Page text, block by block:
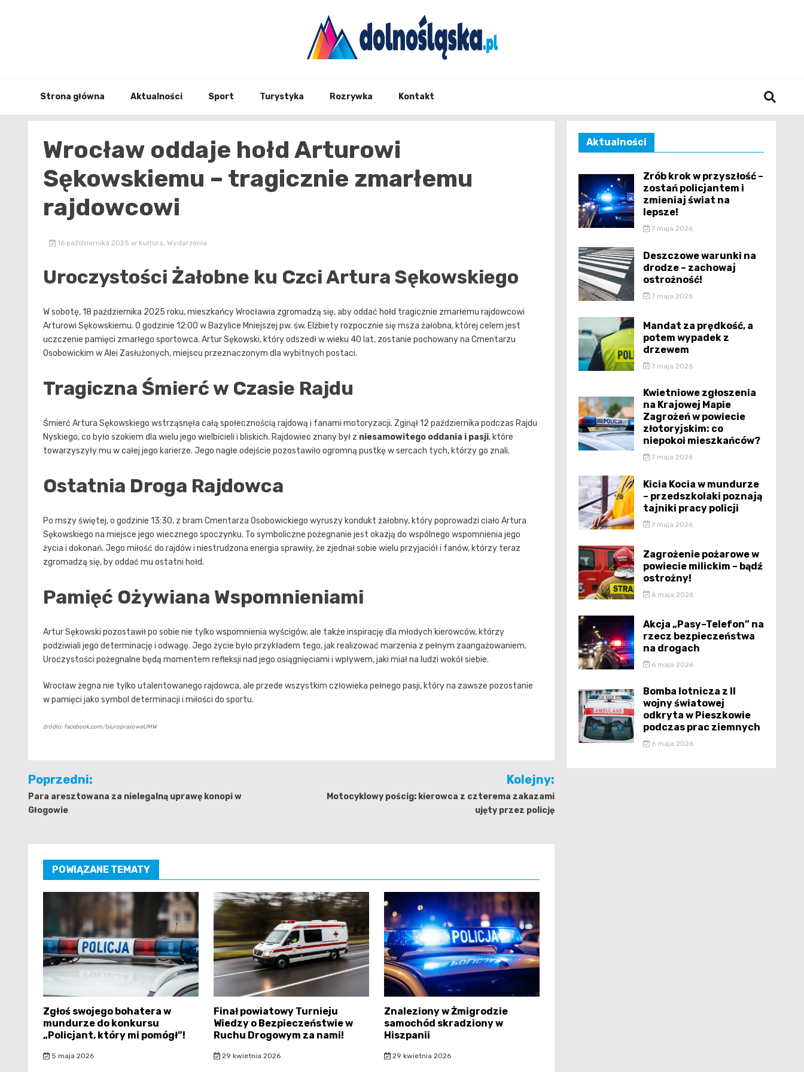
Strona główna Aktualności Sport Turystyka Rozrywka Kontakt
Wrocław oddaje hołd Arturowi
Sękowskiemu – tragicznie zmarłemu
rajdowcowi
16 października 2025 w Kultura, Wydarzenia
Uroczystości Żałobne ku Czci Artura Sękowskiego
W sobotę, 18 października 2025 roku, mieszkańcy Wrocławia zgromadzą się, aby oddać hołd tragicznie zmarłemu rajdowcowi
Arturowi Sękowskiemu. O godzinie 12:00 w Bazylice Mniejszej pw. św. Elżbiety rozpocznie się msza żałobna, której celem jest
uczczenie pamięci zmarłego sportowca. Artur Sękowski, który odszedł w wieku 40 lat, zostanie pochowany na Cmentarzu
Osobowickim w Alei Zasłużonych, miejscu przeznaczonym dla wybitnych postaci.
Tragiczna Śmierć w Czasie Rajdu
Śmierć Artura Sękowskiego wstrząsnęła całą społecznością rajdową i fanami motoryzacji. Zginął 12 października podczas Rajdu
Nyskiego, co było szokiem dla wielu jego wielbicieli i bliskich. Rajdowiec znany był z niesamowitego oddania i pasji, które
towarzyszyły mu w całej jego karierze. Jego nagłe odejście pozostawiło ogromną pustkę w sercach tych, którzy go znali.
Ostatnia Droga Rajdowca
Po mszy świętej, o godzinie 13:30, z bram Cmentarza Osobowickiego wyruszy kondukt żałobny, który poprowadzi ciało Artura
Sękowskiego na miejsce jego wiecznego spoczynku. To symboliczne pożegnanie jest okazją do wspólnego wspomnienia jego
życia i dokonań. Jego miłość do rajdów i niestrudzona energia sprawiły, że zjednał sobie wielu przyjaciół i fanów, którzy teraz
zgromadzą się, by oddać mu ostatni hołd.
Pamięć Ożywiana Wspomnieniami
Artur Sękowski pozostawił po sobie nie tylko wspomnienia wyścigów, ale także inspirację dla młodych kierowców, którzy
podziwiali jego determinację i odwagę. Jego życie było przykładem tego, jak realizować marzenia z pełnym zaangażowaniem.
Uroczystości pożegnalne będą momentem refleksji nad jego osiągnięciami i wpływem, jaki miał na ludzi wokół siebie.
Wrocław żegna nie tylko utalentowanego rajdowca, ale przede wszystkim człowieka pełnego pasji, który na zawsze pozostanie
w pamięci jako symbol determinacji i miłości do sportu.
źródło: facebook.com/biuroprasoweUMW
Nawigacja
wpisu
Poprzedni:
Para aresztowana za nielegalną uprawę konopi w
Głogowie
Kolejny:
Motocyklowy pościg: kierowca z czterema zakazami
ujęty przez policję
POWIĄZANE TEMATY
Zgłoś swojego bohatera w
mundurze do konkursu
„Policjant, który mi pomógł”!
5 maja 2026
Finał powiatowy Turnieju
Wiedzy o Bezpieczeństwie w
Ruchu Drogowym za nami!
29 kwietnia 2026
Znaleziony w Żmigrodzie
samochód skradziony w
Hiszpanii
29 kwietnia 2026
Aktualności
Zrób krok w przyszłość –
zostań policjantem i
zmieniaj świat na
lepsze!
7 maja 2026
Deszczowe warunki na
drodze – zachowaj
ostrożność!
7 maja 2026
Mandat za prędkość, a
potem wypadek z
drzewem
7 maja 2026
Kwietniowe zgłoszenia
na Krajowej Mapie
Zagrożeń w powiecie
złotoryjskim: co
niepokoi mieszkańców?
7 maja 2026
Kicia Kocia w mundurze
– przedszkolaki poznają
tajniki pracy policji
7 maja 2026
Zagrożenie pożarowe w
powiecie milickim – bądź
ostrożny!
6 maja 2026
Akcja „Pasy–Telefon” na
rzecz bezpieczeństwa
na drogach
6 maja 2026
Bomba lotnicza z II
wojny światowej
odkryta w Pieszkowie
podczas prac ziemnych
6 maja 2026